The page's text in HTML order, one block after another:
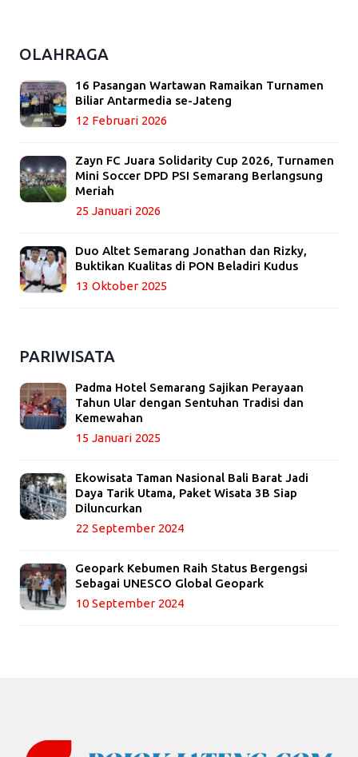
OLAHRAGA
16 Pasangan Wartawan Ramaikan Turnamen
Biliar Antarmedia se-Jateng
12 Februari 2026
Zayn FC Juara Solidarity Cup 2026, Turnamen
Mini Soccer DPD PSI Semarang Berlangsung
Meriah
25 Januari 2026
Duo Altet Semarang Jonathan dan Rizky,
Buktikan Kualitas di PON Beladiri Kudus
13 Oktober 2025
PARIWISATA
Padma Hotel Semarang Sajikan Perayaan
Tahun Ular dengan Sentuhan Tradisi dan
Kemewahan
15 Januari 2025
Ekowisata Taman Nasional Bali Barat Jadi
Daya Tarik Utama, Paket Wisata 3B Siap
Diluncurkan
22 September 2024
Geopark Kebumen Raih Status Bergengsi
Sebagai UNESCO Global Geopark
10 September 2024